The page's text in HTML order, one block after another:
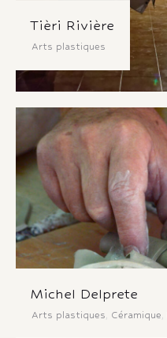
Tièri Rivière
Arts plastiques
Michel Delprete
Arts plastiques, Céramique,